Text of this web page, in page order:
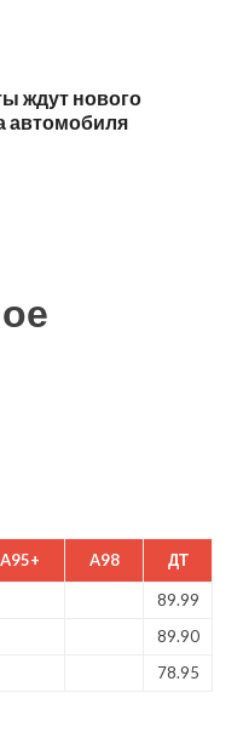
ждут нового
автомобиля
A95+ A98 ДТ
89.99
89.90
78.95